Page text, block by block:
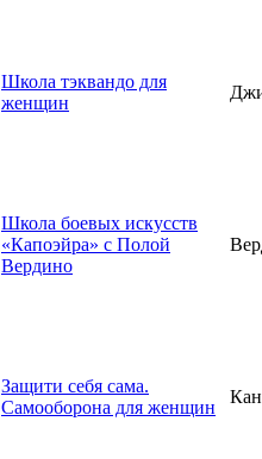
Школа тэквандо для
женщин
Школа боевых искусств
«Капоэйра» с Полой
Вердино
Защити себя сама.
Самооборона для женщин